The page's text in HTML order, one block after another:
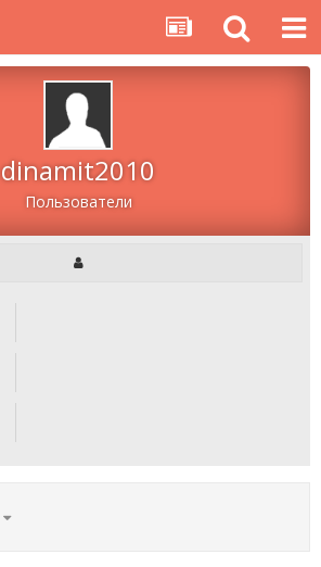
dinamit2010
Пользователи